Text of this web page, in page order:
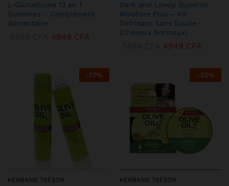
L-Glutathione 13 en 1
Gummies – Complément
Alimentaire
4949 CFA
Dark and Lovely Superior
Moisture Plus – Kit
Défrisant Sans Soude
(Cheveux Normaux)
4949 CFA
-17%
KENBANG TRÉSOR
-33%
KENBANG TRÉSOR